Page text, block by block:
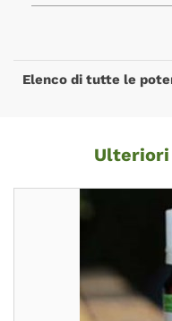
Elenco di tutte le
Ulteriori